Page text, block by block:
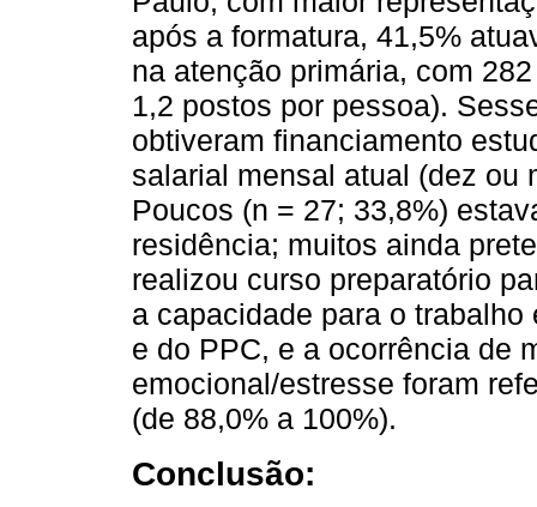
após a formatura, 41,5%
na atenção primária, com
1,2 postos por pessoa).
obtiveram financiamento
salarial mensal atual (dez ou
Poucos (n = 27; 33,8%)
residência; muitos ainda
realizou curso preparatório
a capacidade para o
e do PPC, e a ocorrência de
emocional/estresse foram
(de 88,0% a 100%).
Conclusão: